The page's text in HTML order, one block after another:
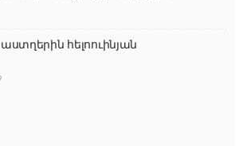
հելոուինյան